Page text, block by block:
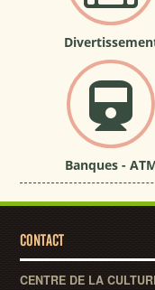
Banques -
CONTACT
CENTRE DE LA